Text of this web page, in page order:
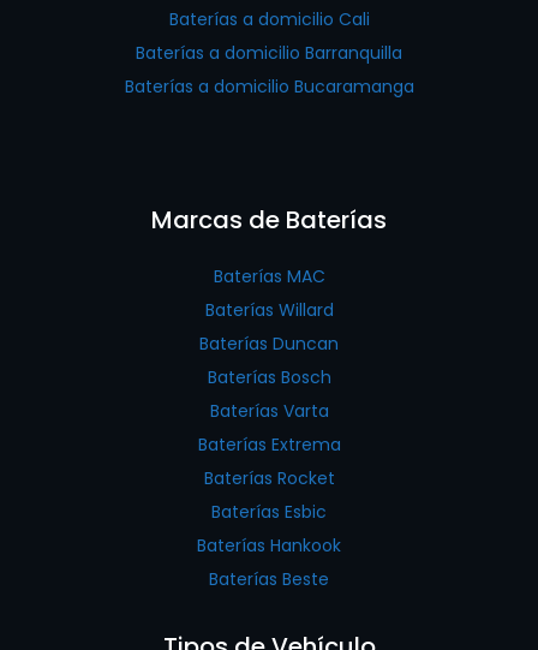
Baterías a domicilio Cali
Baterías a domicilio Barranquilla
Baterías a domicilio Bucaramanga
Marcas de Baterías
Baterías MAC
Baterías Willard
Baterías Duncan
Baterías Bosch
Baterías Varta
Baterías Extrema
Baterías Rocket
Baterías Esbic
Baterías Hankook
Baterías Beste